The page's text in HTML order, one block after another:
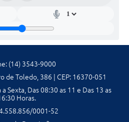
(14) 3543-9000
de Toledo, 386 | CEP: 16370-051
Sexta, Das 08:30 as 11 e Das 13 as
Horas.
0001-52